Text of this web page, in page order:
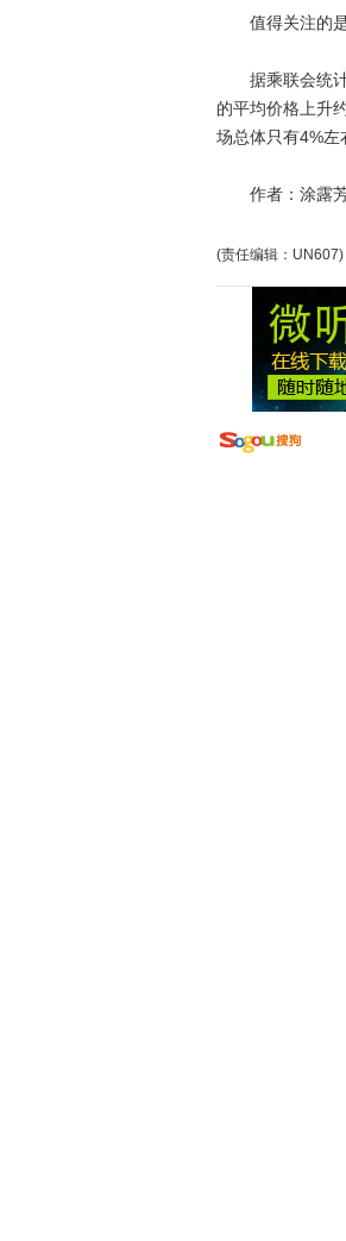
值得关注的是
据乘联会统计
的平均价格上升
场总体只有4%左
作者：涂露芳
(责任编辑：UN607)